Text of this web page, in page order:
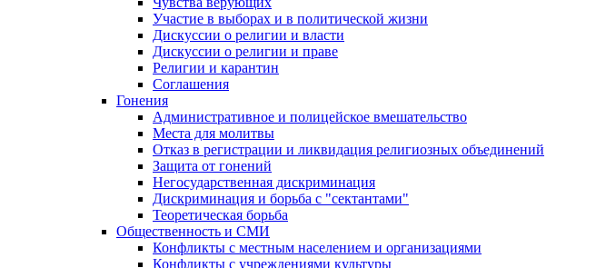
Участие в выборах и в политической жизни
Дискуссии о религии и власти
Дискуссии о религии и праве
Религии и карантин
Соглашения
Гонения
Административное и полицейское вмешательство
Места для молитвы
Отказ в регистрации и ликвидация религиозных объединений
Защита от гонений
Негосударственная дискриминация
Дискриминация и борьба с "сектантами"
Теоретическая борьба
Общественность и СМИ
Конфликты с местным населением и организациями
Конфликты с учреждениями культуры